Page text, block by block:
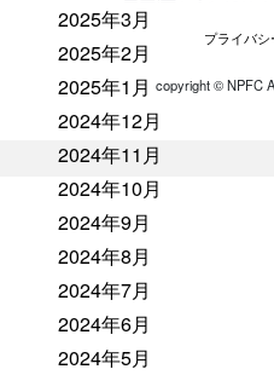
2025年3月
2025年2月
2025年1月
2024年12月
2024年11月
2024年10月
2024年9月
2024年8月
2024年7月
2024年6月
2024年5月
プライバ
copyright ©︎ NPFC